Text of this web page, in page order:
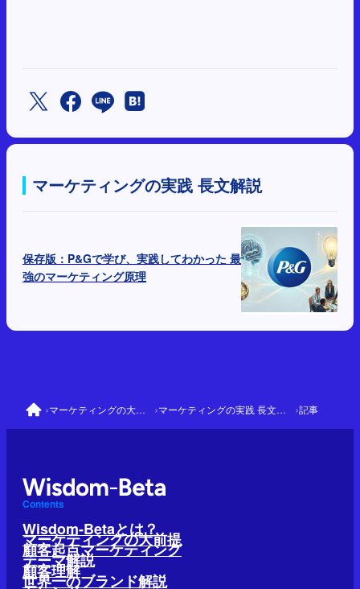
マーケティングの実践 長文解説
保存版：P&Gで学び、実践してわかった 最
強のマーケティング原理
› マーケティングの大前提 › マーケティングの実践 長文解説 ›記事
Contents
Wisdom-Betaとは？
マーケティングの大前提
顧客起点マーケティング
テーマ解説
顧客理解
世界一のブランド解説